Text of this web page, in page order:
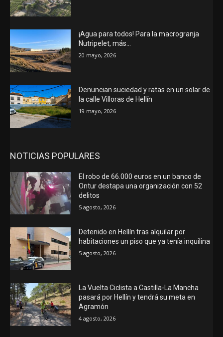
¡Agua para todos! Para la macrogranja
Nutripelet, más…
20 mayo, 2026
Denuncian suciedad y ratas en un solar de
la calle Villoras de Hellín
19 mayo, 2026
NOTICIAS POPULARES
El robo de 66.000 euros en un banco de
Ontur destapa una organización con 52
delitos
5 agosto, 2026
Detenido en Hellín tras alquilar por
habitaciones un piso que ya tenía inquilina
5 agosto, 2026
La Vuelta Ciclista a Castilla-La Mancha
pasará por Hellín y tendrá su meta en
Agramón
4 agosto, 2026